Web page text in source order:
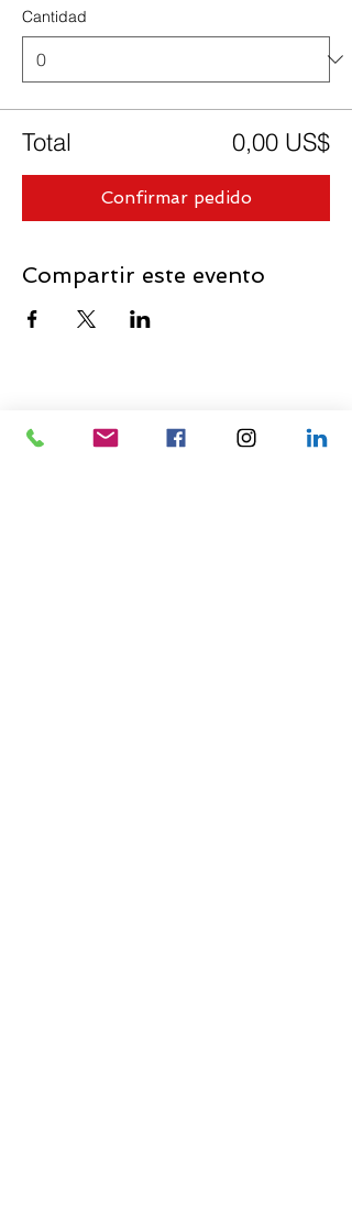
Cantidad
Total 0,00 US$
Confirmar pedido
Compartir este evento
CONSTRUYENDO LO